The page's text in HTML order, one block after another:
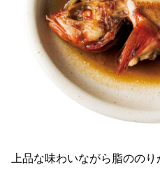
上品な味わいながら脂のの